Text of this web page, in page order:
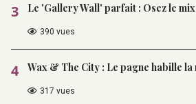
3 Le 'Gallery Wall' parfait : Osez le
390 vues
4 Wax & The City : Le pagne habille la
317 vues